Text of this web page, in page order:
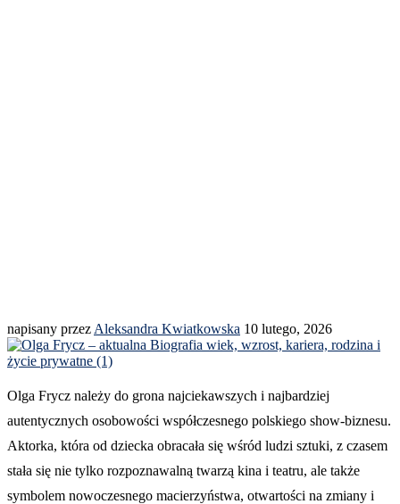
napisany przez Aleksandra Kwiatkowska 10 lutego, 2026
Olga Frycz należy do grona najciekawszych i najbardziej
autentycznych osobowości współczesnego polskiego show-biznesu.
Aktorka, która od dziecka obracała się wśród ludzi sztuki, z czasem
stała się nie tylko rozpoznawalną twarzą kina i teatru, ale także
symbolem nowoczesnego macierzyństwa, otwartości na zmiany i